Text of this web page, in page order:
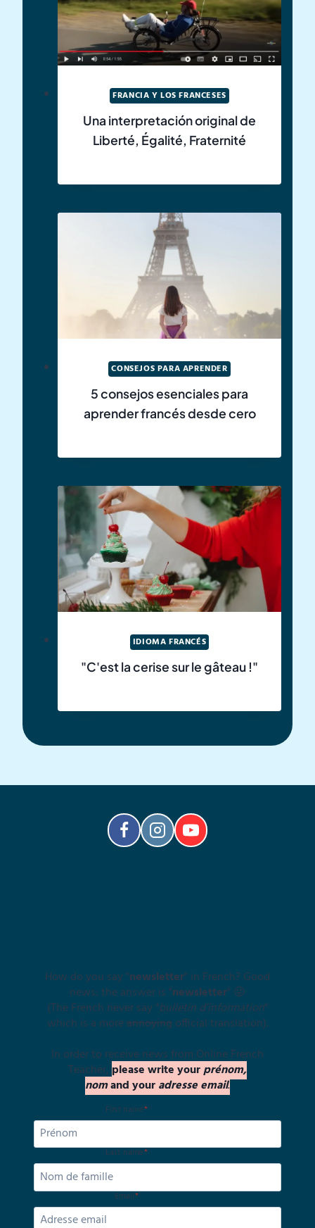
FRANCIA Y LOS FRANCESES
Una interpretación original de
Liberté, Égalité, Fraternité
CONSEJOS PARA APRENDER
5 consejos esenciales para
aprender francés desde cero
IDIOMA FRANCÉS
"C'est la cerise sur le gâteau !"
How do you say "newsletter" in French? Good
news: the answer is "newsletter" 😜
(The French never say "bulletin d’information"
which is a moreannoying official translation).
In order to receive news from Online French
Teacher, please write yourprénom,
nomand youradresse email.
First name*
Last name*
Email*